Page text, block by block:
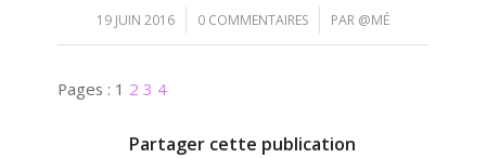
19 JUIN 2016
/ 0 COMMENTAIRES
/ PAR @MÉ
Pages : 1 2 3 4
Partager cette publication